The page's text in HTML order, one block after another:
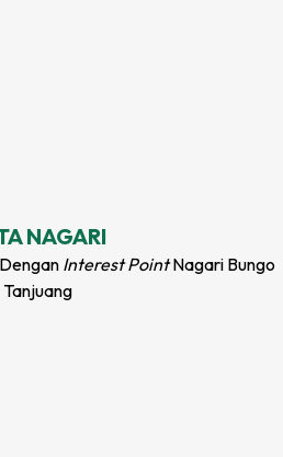
NAGARI
Dengan Interest Point Nagari Bungo
Tanjuang